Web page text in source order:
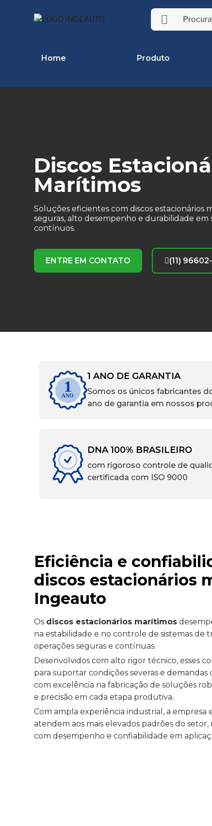
Home Produto
Discos
Marítimos
Soluções eficientes com discos estacionários
seguras, alto desempenho e durabilidade em
contínuos.
ENTRE EM CONTATO (11)
ANO
1
1 ANO DE GARANTIA
Somos os únicos fabricantes
ano de garantia em nossos
DNA 100% BRASILEIRO
com rigoroso controle de
certificada com ISO 9000
Eficiência e
discos estacionários
Ingeauto
Os discos estacionários marítimos
na estabilidade e no controle de sistemas de
operações seguras e contínuas.
Desenvolvidos com alto rigor técnico, esses
para suportar condições severas e
com excelência na fabricação de soluções
e precisão em cada etapa produtiva.
Com ampla experiência industrial, a
atendem aos mais elevados padrões do
com desempenho e confiabilidade em